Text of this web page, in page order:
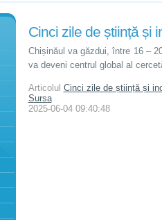
Cinci zile de știință și
Chișinăul va găzdui, între 16 –
va deveni centrul global al
Articolul Cinci zile de știință și
Sursa
2025-06-04 09:40:48